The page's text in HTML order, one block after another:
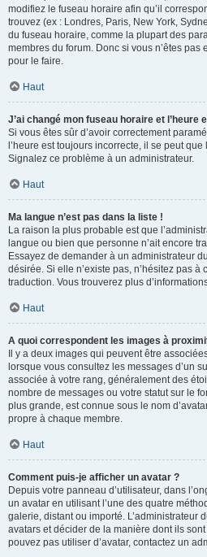
modifiez le fuseau horaire afin qu’il
trouvez (ex : Londres, Paris, New York,
du fuseau horaire, comme la plupart des
membres du forum. Donc si vous n’êtes pas
pour le faire.
Haut
J’ai changé mon fuseau horaire et l’heure
Si vous êtes sûr d’avoir correctement
l’heure est toujours incorrecte, il se peut
Signalez ce problème à un administrateur.
Haut
Ma langue n’est pas dans la liste !
La raison la plus probable est que
langue ou bien que personne n’ait encore
Essayez de demander à un administrateur
désirée. Si elle n’existe pas, n’hésitez pas
traduction. Vous trouverez plus
Haut
A quoi correspondent les images à
Il y a deux images qui peuvent être
lorsque vous consultez les messages d’un
associée à votre rang, généralement des
nombre de messages ou votre statut sur le
plus grande, est connue sous le nom
propre à chaque membre.
Haut
Comment puis-je afficher un avatar ?
Depuis votre panneau d’utilisateur, dans
un avatar en utilisant l’une des quatre
galerie, distant ou importé. L’administrateur
avatars et décider de la manière dont ils
pouvez pas utiliser d’avatar, contactez un